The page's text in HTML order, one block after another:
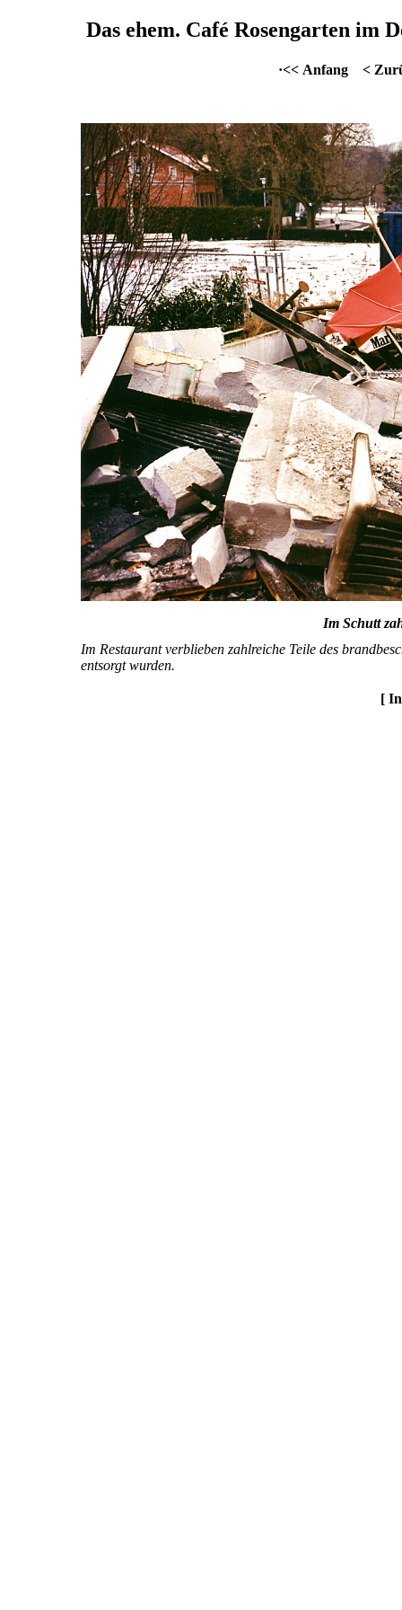
Das ehem. Café Rosengarten im
·<< Anfang <
Im Schutt
Im Restaurant verblieben zahlreiche Teile des
entsorgt wurden.
[